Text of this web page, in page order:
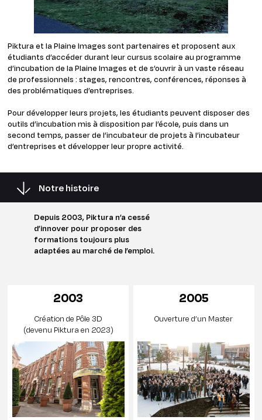
Piktura et la Plaine Images sont partenaires et proposent aux
étudiants d’accéder durant leur cursus scolaire au programme
d’incubation de la Plaine Images et de s’ouvrir à un vaste réseau
de professionnels : stages, rencontres, conférences, réponses à
des problématiques d’entreprises.
Pour développer leurs projets, les étudiants peuvent disposer des
outils d’incubation mis à disposition par l’école, puis dans un
second temps, passer de l’incubateur de projets à l’incubateur
d’entreprises et développer leur propre activité.
Notre histoire
Depuis 2003, Piktura n’a cessé
d’innover pour proposer des
formations toujours plus
adaptées au marché de l’emploi.
2003
Création de Pôle 3D
(devenu Piktura en 2023)
2005
Ouverture d’un Master